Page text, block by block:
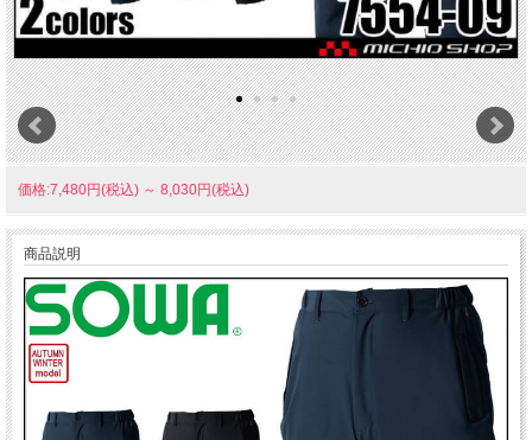
価格:7,480円(税込) ～ 8,030円(税込)
商品説明